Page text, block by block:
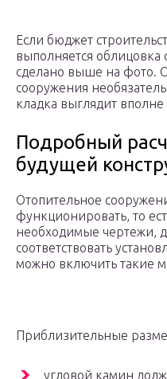
Если бюджет
выполняется облицовка
сделано выше на фото.
сооружения
кладка выглядит вполне
Подробный
будущей
Отопительное
функционировать, то
необходимые чертежи,
соответствовать
можно включить такие
Приблизительные
угловой камин